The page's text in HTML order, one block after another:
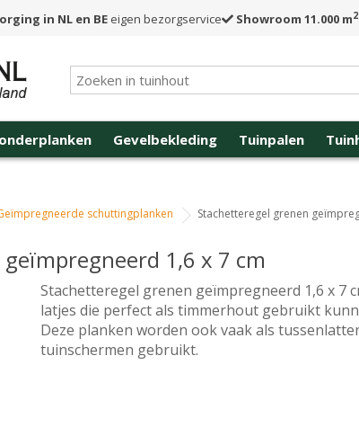
in NL en BE eigen bezorgservice Showroom 11.000 m2
Gevelbekleding Tuinpalen
schuttingplanken Stachetteregel grenen
1,6 x 7 cm
Stachetteregel grenen geïmpregneerd 1,6 x 7
latjes die perfect als timmerhout gebruikt
Deze planken worden ook vaak als
tuinschermen gebruikt.